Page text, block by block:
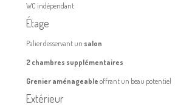
WC indépendant
Étage
Palier desservant un salon
2 chambres supplémentaires
Grenier aménageable offrant un beau potentiel
Extérieur